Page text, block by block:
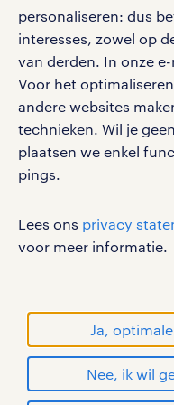
personaliseren: dus
interesses, zowel op
van derden. In onze
Voor het
andere websites
technieken. Wil je
plaatsen we enkel
pings.
Lees ons privacy
voor meer informatie.
Ja,
Nee, ik wil
vacatures,
werken bij randstad
privacystatement
cookies
handelsmerken van
© Randstad 2026